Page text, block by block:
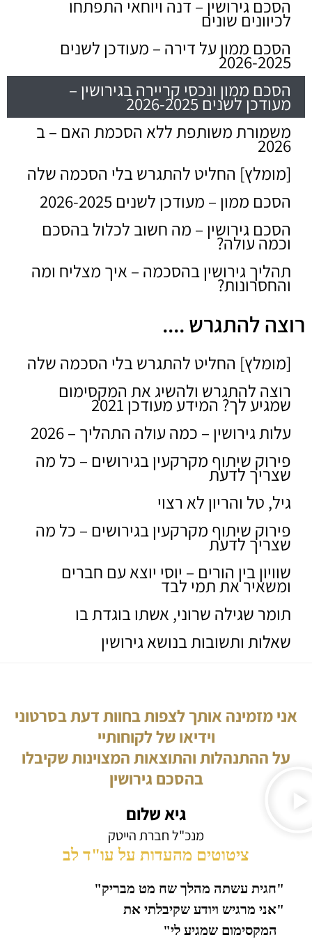
הסכם גירושין – דנה ויוחאי התפתחו
לכיוונים שונים
הסכם ממון על דירה – מעודכן לשנים
2026-2025
הסכם ממון ונכסי קריירה בגירושין –
מעודכן לשנים 2026-2025
משמורת משותפת ללא הסכמת האם – ב
2026
[מומלץ] החליט להתגרש בלי הסכמה שלה
הסכם ממון – מעודכן לשנים 2026-2025
הסכם גירושין – מה חשוב לכלול בהסכם
וכמה עולה?
תהליך גירושין בהסכמה – איך מצליח ומה
והחסרונות?
רוצה להתגרש ....
[מומלץ] החליט להתגרש בלי הסכמה שלה
רוצה להתגרש ולהשיג את המקסימום
שמגיע לך? המידע מעודכן 2021
עלות גירושין – כמה עולה התהליך – 2026
פירוק שיתוף מקרקעין בגירושים – כל מה
שצריך לדעת
גיל, טל והריון לא רצוי
פירוק שיתוף מקרקעין בגירושים – כל מה
שצריך לדעת
שוויון בין הורים – יוסי יוצא עם חברים
ומשאיר את תמי לבד
תומר שגילה שרוני, אשתו בוגדת בו
שאלות ותשובות בנושא גירושין
אני מזמינה אותך לצפות בחוות דעת בסרטוני
וידיאו של לקוחותיי
על ההתנהלות והתוצאות המצוינות שקיבלו
בהסכם גירושין
גיא שלום
מנכ"ל חברת הייטק
ציטוטים מהעדות על עו"ד לב
"חגית עשתה מהלך שח מט מבריק"
"אני מרגיש ויודע שקיבלתי את
המקסימום שמגיע לי"